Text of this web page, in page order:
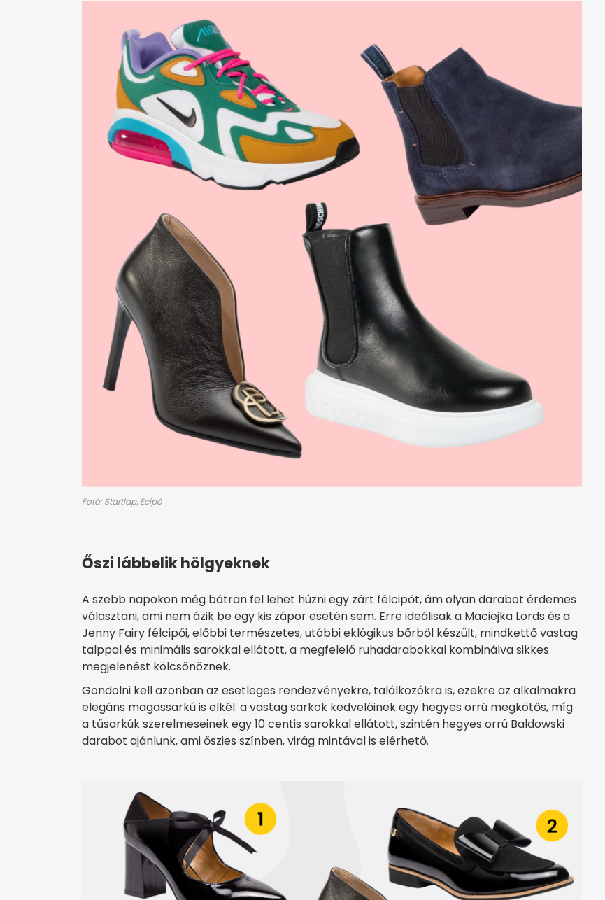
Fotó: Startlap, Ecipő
Őszi lábbelik hölgyeknek
A szebb napokon még bátran fel lehet húzni egy zárt félcipőt, ám olyan darabot érdemes
választani, ami nem ázik be egy kis zápor esetén sem. Erre ideálisak a Maciejka Lords és a
Jenny Fairy félcipői, előbbi természetes, utóbbi eklógikus bőrből készült, mindkettő vastag
talppal és minimális sarokkal ellátott, a megfelelő ruhadarabokkal kombinálva sikkes
megjelenést kölcsönöznek.
Gondolni kell azonban az esetleges rendezvényekre, találkozókra is, ezekre az alkalmakra
elegáns magassarkú is elkél: a vastag sarkok kedvelőinek egy hegyes orrú megkötős, míg
a tűsarkúk szerelmeseinek egy 10 centis sarokkal ellátott, szintén hegyes orrú Baldowski
darabot ajánlunk, ami őszies színben, virág mintával is elérhető.